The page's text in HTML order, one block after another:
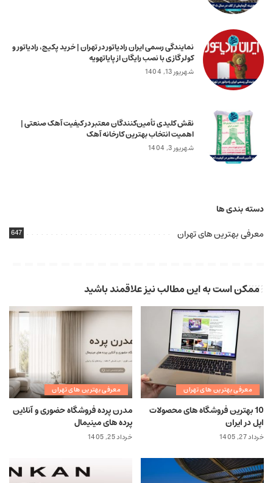
نمایندگی رسمی ایران رادیاتور در تهران | خرید پکیج، رادیاتور و
کولر گازی با نصب رایگان از پایاتهویه
شهریور 13, 1404
نقش کلیدی تأمین‌کنندگان معتبر در کیفیت آهک صنعتی |
اهمیت انتخاب بهترین کارخانه آهک
شهریور 3, 1404
دسته بندی ها
معرفی بهترین های تهران
647
ممکن است به این مطالب نیز علاقمند باشید
معرفی بهترین های تهران
10 بهترین فروشگاه های محصولات
اپل در ایران
خرداد 27, 1405
معرفی بهترین های تهران
مدرن پرده فروشگاه حضوری و آنلاین
پرده های مینیمال
خرداد 25, 1405